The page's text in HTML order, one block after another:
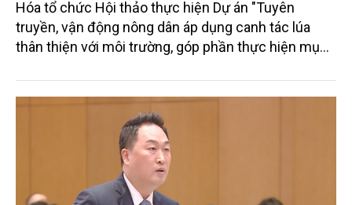
Hóa tổ chức Hội thảo thực hiện Dự án "Tuyên
truyền, vận động nông dân áp dụng canh tác lúa
thân thiện với môi trường, góp phần thực hiện mục
trình thu hút sự tham gia của đông đảo đại biểu đến
từ các cơ quan quản lý nhà nước, đơn vị nghiên cứu,
doanh nghiệp, hợp tác xã và nông dân đang trực
tiếp triển khai mô hình sản xuất lúa phát thải thấp.